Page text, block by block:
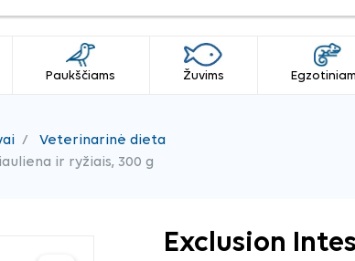
Paukščiams Žuvims
Veterinarinė dieta
ir ryžiais, 300 g
Exclusion